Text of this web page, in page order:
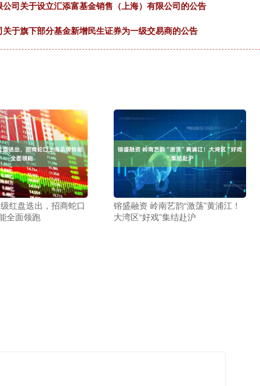
司关于设立汇添富基金销售（上海）有限公司的公告
于旗下部分基金新增民生证券为一级交易商的公告
红盘迭出，招商蛇口
全面领跑
镕盛融资 岭南艺韵“激荡”黄浦江！
大湾区“好戏”集结赴沪